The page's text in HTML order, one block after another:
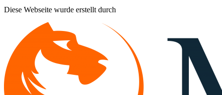
Diese Webseite wurde erstellt durch